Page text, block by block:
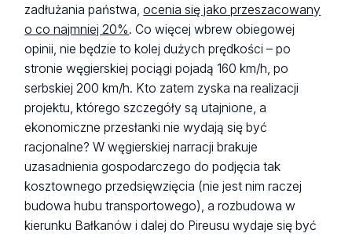
zadłużania państwa,ocenia się jako przeszacowany
o co najmniej 20%. Co więcej wbrew obiegowej
opinii, nie będzie to kolej dużych prędkości – po
stronie węgierskiej pociągi pojadą 160 km/h, po
serbskiej 200 km/h. Kto zatem zyska na realizacji
projektu, którego szczegóły są utajnione, a
ekonomiczne przesłanki nie wydają się być
racjonalne? W węgierskiej narracji brakuje
uzasadnienia gospodarczego do podjęcia tak
kosztownego przedsięwzięcia (nie jest nim raczej
budowa hubu transportowego), a rozbudowa w
kierunku Bałkanów i dalej do Pireusu wydaje się być